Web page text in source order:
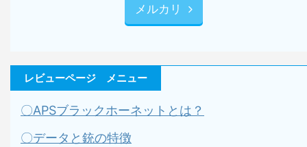
メルカリ
レビューページ メニュー
〇APSブラックホーネットとは？
〇データと銃の特徴